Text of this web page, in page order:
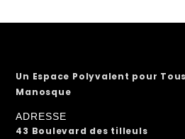
Un Espace Polyvalent pour
Manosque
ADRESSE
43 Boulevard des tilleuls